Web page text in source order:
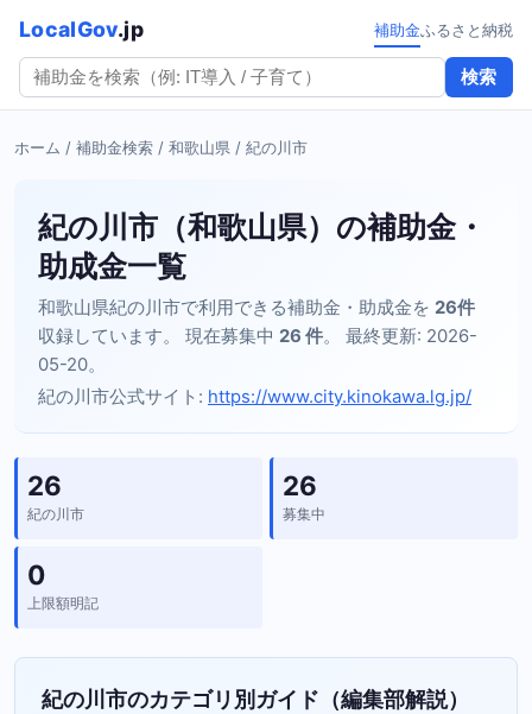
LocalGov.jp
検索
補助金ふるさと納税
ホーム / 補助金検索 / 和歌山県 / 紀の川市
紀の川市（和歌山県）の補助金・
助成金一覧
和歌山県紀の川市で利用できる補助金・助成金を 26件
収録しています。 現在募集中 26 件。 最終更新: 2026-
05-20。
紀の川市公式サイト: https://www.city.kinokawa.lg.jp/
26
紀の川市
26
募集中
0
上限額明記
紀の川市のカテゴリ別ガイド（編集部解説）